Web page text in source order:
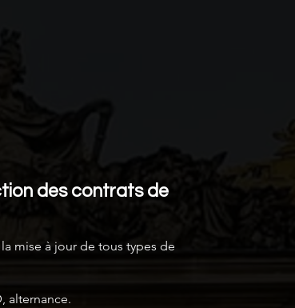
des contrats de
mise à jour de tous types de
alternance.